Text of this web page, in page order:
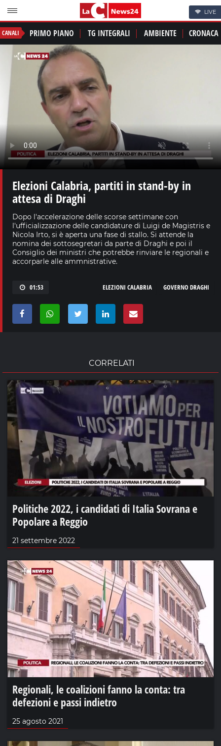
LIVE
CANALI PRIMO PIANO TG INTEGRALI AMBIENTE CRONACA
Elezioni Calabria, partiti in stand-by in
attesa di Draghi
Dopo l'accelerazione delle scorse settimane con
l'ufficializzazione delle candidature di Luigi de Magistris e
Nicola Irto, si è aperta una fase di stallo. Si attende la
nomina dei sottosegretari da parte di Draghi e poi il
Consiglio dei ministri che potrebbe rinviare le regionali e
accorparle alle ammnistrative.
01:53 GOVERNO DRAGHI
ELEZIONI CALABRIA
CORRELATI
Politiche 2022, i candidati di Italia Sovrana e
Popolare a Reggio
21 settembre 2022
Regionali, le coalizioni fanno la conta: tra
defezioni e passi indietro
25 agosto 2021